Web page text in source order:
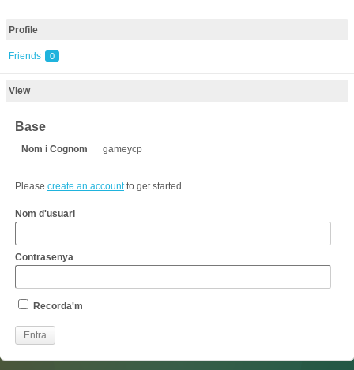
Profile
Friends 0
View
Base
Nom i Cognom gameycp
Please create an accountto get started.
Nom d'usuari
Contrasenya
Recorda'm